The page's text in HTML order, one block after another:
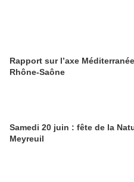
Rapport sur l’axe
Rhône-Saône
Samedi 20 juin : fête de la
Meyreuil